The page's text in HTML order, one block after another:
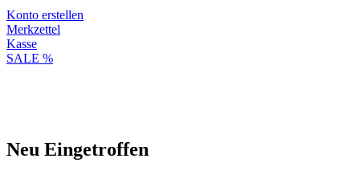
Konto erstellen
Merkzettel
Kasse
SALE %
Neu Eingetroffen